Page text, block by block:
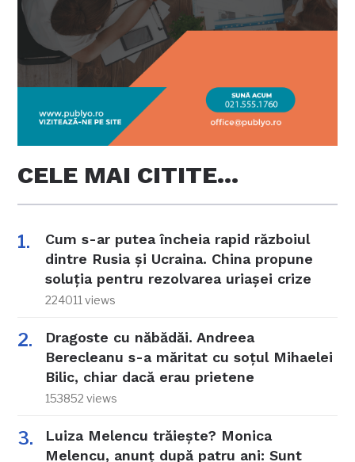
CELE MAI CITITE…
Cum s-ar putea încheia rapid războiul
dintre Rusia și Ucraina. China propune
soluția pentru rezolvarea uriașei crize
224011 views
Dragoste cu năbădăi. Andreea
Berecleanu s-a măritat cu soțul Mihaelei
Bilic, chiar dacă erau prietene
153852 views
Luiza Melencu trăiește? Monica
Melencu, anunț după patru ani: Sunt